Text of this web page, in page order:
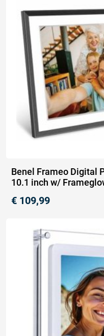
Benel Frameo Digital
10.1 inch w/
€ 109,99